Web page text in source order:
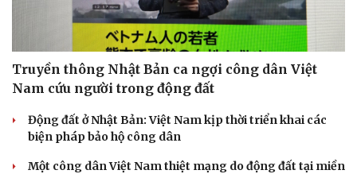
Truyền thông Nhật Bản ca ngợi công dân Việt
Nam cứu người trong động đất
Động đất ở Nhật Bản: Việt Nam kịp thời triển khai các
biện pháp bảo hộ công dân
Một công dân Việt Nam thiệt mạng do động đất tại miền